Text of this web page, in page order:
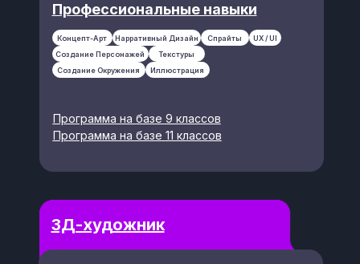
Программа на базе 9 классов
Программа на базе 11 классов
3Д-художник
Профессиональные навыки
Концепт-Арт Нарративный Дизайн Спрайты
UX / UI
Создание Персонажей
Текстуры
Создание Окружения
Иллюстрация
Консультация по
поступлению в
колледж
Узнать больше об обучении в IThub
SPb, подать заявку и задать вопросы
комиссии